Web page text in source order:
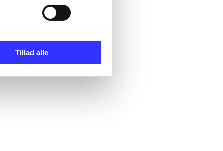
Tillad alle